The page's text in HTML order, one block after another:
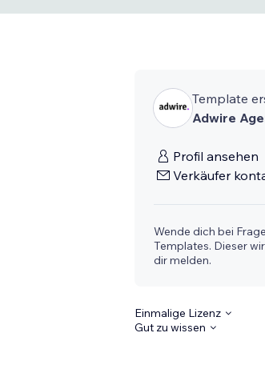
Template
Adwire
Profil ansehen
Verkäufer
Wende dich bei
Templates. Dieser
dir melden.
Einmalige Lizenz
Gut zu wissen